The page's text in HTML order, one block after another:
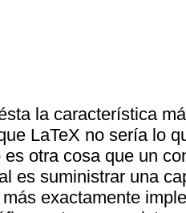
la característica
LaTeX no sería lo
otra cosa que un
es suministrar una
exactamente